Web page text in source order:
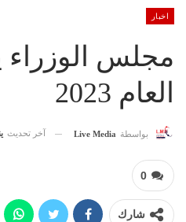
اخبار
مجلس الوزراء
العام 2023
بواسطة Live Media آخر تحديث
0
شارك